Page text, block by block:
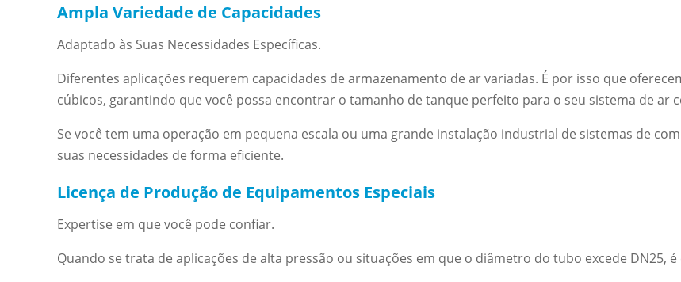
Ampla Variedade de Capacidades
Adaptado às Suas Necessidades Específicas.
Diferentes aplicações requerem capacidades de armazenamento de ar variadas. É por isso que
cúbicos, garantindo que você possa encontrar o tamanho de tanque perfeito para o seu sistema de ar
Se você tem uma operação em pequena escala ou uma grande instalação industrial de sistemas de
suas necessidades de forma eficiente.
Licença de Produção de Equipamentos Especiais
Expertise em que você pode confiar.
Quando se trata de aplicações de alta pressão ou situações em que o diâmetro do tubo excede DN25,